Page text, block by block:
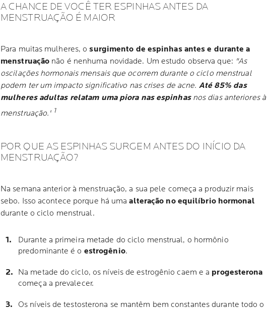
A CHANCE DE VOCÊ TER ESPINHAS ANTES DA
MENSTRUAÇÃO É MAIOR
Para muitas mulheres, osurgimento de espinhas antes e durante a
menstruação não é nenhuma novidade. Um estudo observa que: "As
oscilações hormonais mensais que ocorrem durante o ciclo menstrual
podem ter um impacto significativo nas crises de acne. Até 85% das
mulheres adultas relatam uma piora nas espinhas nos dias anteriores à
menstruação." 1
POR QUE AS ESPINHAS SURGEM ANTES DO INÍCIO DA
MENSTRUAÇÃO?
Na semana anterior à menstruação, a sua pele começa a produzir mais
sebo. Isso acontece porque há umaalteração no equilíbrio hormonal
durante o ciclo menstrual.
Durante a primeira metade do ciclo menstrual, o hormônio
predominante é o estrogênio.
Na metade do ciclo, os níveis de estrogênio caem e a progesterona
começa a prevalecer.
Os níveis de testosterona se mantêm bem constantes durante todo o